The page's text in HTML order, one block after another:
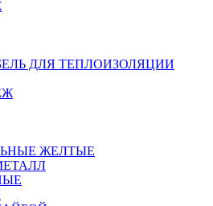
ДЛЯ ТЕПЛОИЗОЛЯЦИИ
ЖЕЛТЫЕ